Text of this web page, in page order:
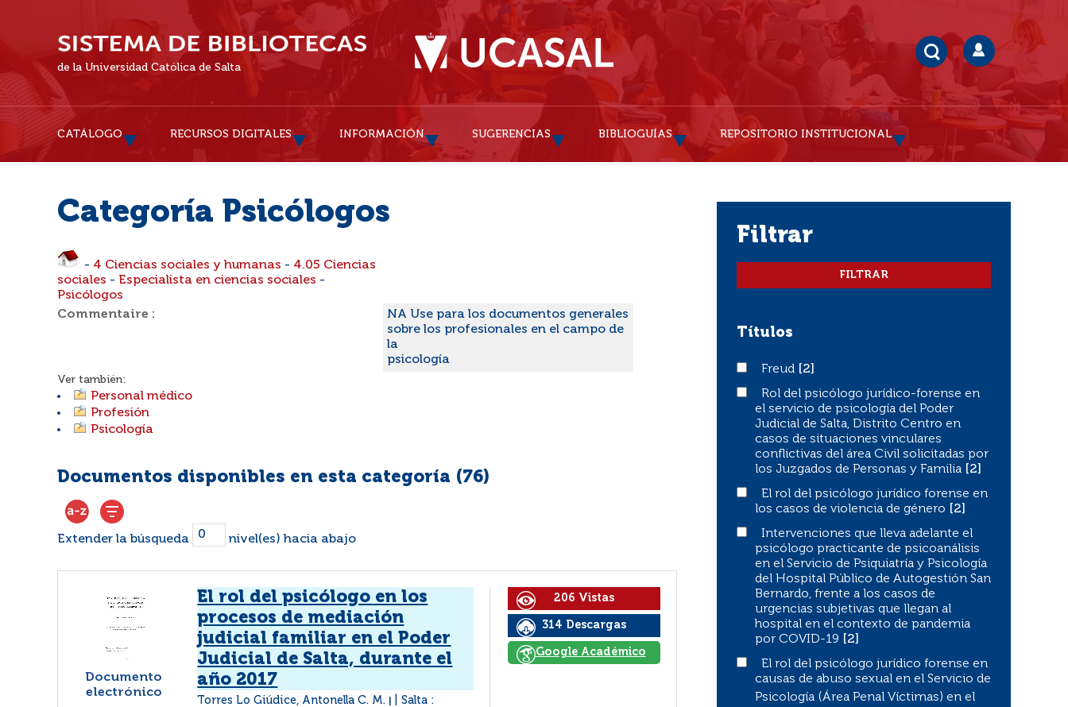
de la Universidad Católica de Salta
CATÁLOGO RECURSOS DIGITALES INFORMACIÓN SUGERENCIAS BIBLIOGUÍAS REPOSITORIO INSTITUCIONAL
Categoría Psicólogos
- 4 Ciencias sociales y humanas - 4.05 Ciencias
sociales - Especialista en ciencias sociales -
Psicólogos
Commentaire :
NA Use para los documentos generales
sobre los profesionales en el campo de
la
psicología
Ver también:
Personal médico
Profesión
Psicología
Documentos disponibles en esta categoría (76)
Extender la búsqueda nivel(es) hacia abajo
Documento
electrónico
El rol del psicólogo en los
procesos de mediación
judicial familiar en el Poder
Judicial de Salta, durante el
año 2017
Torres Lo Giúdice, Antonella C. M.
Salta :
206 Vistas
314 Descargas
Google Académico
filtrar
Títulos
FreudFreud
[2]
Rol del psicólogo jurídico-forense en el servicio de
Rol del psicólogo jurídico-forense en
el servicio de psicología del Poder
Judicial de Salta, Distrito Centro en
casos de situaciones vinculares
conflictivas del área Civil solicitadas por
los Juzgados de Personas y Familia
[2]
El rol del psicólogo jurídico forense en los casos de
El rol del psicólogo jurídico forense en
los casos de violencia de género
[2]
Intervenciones que lleva adelante el psicólogo
Intervenciones que lleva adelante el
psicólogo practicante de psicoanálisis
en el Servicio de Psiquiatría y Psicología
del Hospital Público de Autogestión San
Bernardo, frente a los casos de
urgencias subjetivas que llegan al
hospital en el contexto de pandemia
por COVID-19
[2]
El rol del psicólogo jurídico forense en causas de abuso
El rol del psicólogo jurídico forense en
causas de abuso sexual en el Servicio de
Psicología (Área Penal Víctimas) en el